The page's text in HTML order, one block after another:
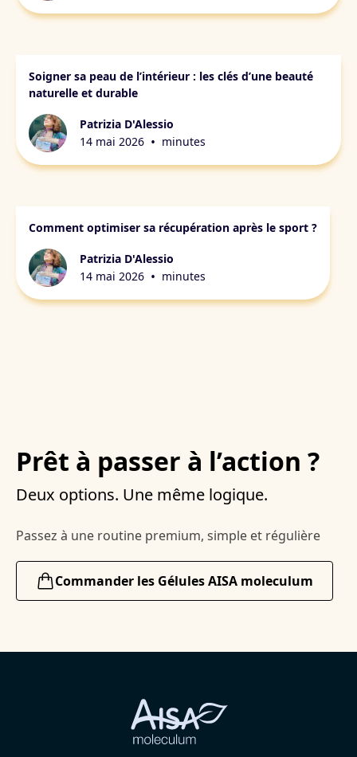
Soigner sa peau de l’intérieur : les clés d’une beauté
naturelle et durable
Patrizia D'Alessio
14 mai 2026 • minutes
Comment optimiser sa récupération après le sport ?
Patrizia D'Alessio
14 mai 2026 • minutes
Prêt à passer à l’action ?
Deux options. Une même logique.
Passez à une routine premium, simple et régulière
Commander les Gélules AISA moleculum